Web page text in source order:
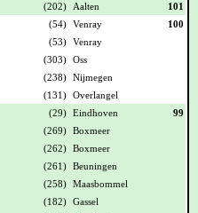
(202) Aalten
101
(54) Venray
100
(53) Venray
(303) Oss
(238) Nijmegen
(131) Overlangel
(29) Eindhoven
99
(269) Boxmeer
(262) Boxmeer
(261) Beuningen
(258) Maasbommel
(182) Gassel